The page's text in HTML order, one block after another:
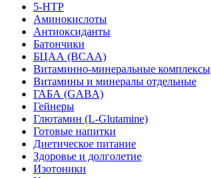
5-HTP
Аминокислоты
Антиоксиданты
Батончики
БЦАА (BCAA)
Витаминно-минеральные комплексы
Витамины и минералы отдельные
ГАБА (GABA)
Гейнеры
Глютамин (L-Glutamine)
Готовые напитки
Диетическое питание
Здоровье и долголетие
Изотоники